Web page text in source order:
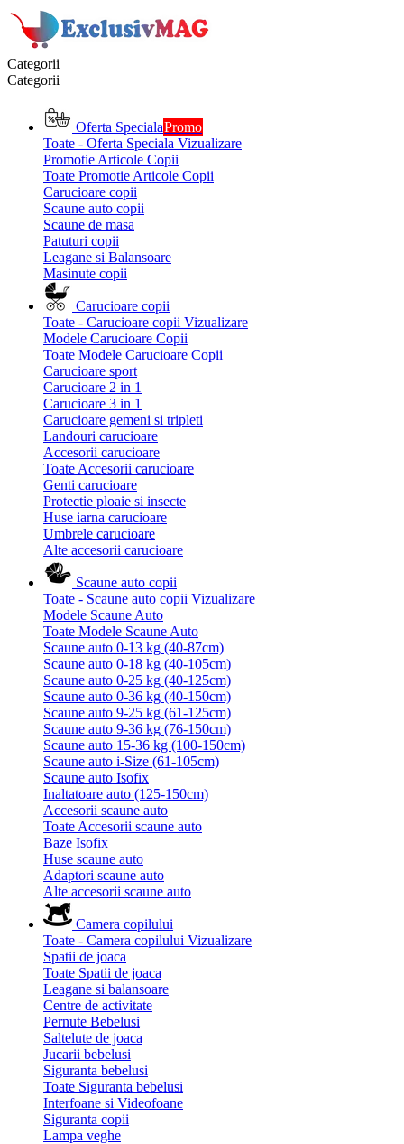
Categorii
Categorii
Oferta SpecialaPromo
Toate - Oferta Speciala Vizualizare
Promotie Articole Copii
Toate Promotie Articole Copii
Carucioare copii
Scaune auto copii
Scaune de masa
Patuturi copii
Leagane si Balansoare
Masinute copii
Carucioare copii
Toate - Carucioare copii Vizualizare
Modele Carucioare Copii
Toate Modele Carucioare Copii
Carucioare sport
Carucioare 2 in 1
Carucioare 3 in 1
Carucioare gemeni si tripleti
Landouri carucioare
Accesorii carucioare
Toate Accesorii carucioare
Genti carucioare
Protectie ploaie si insecte
Huse iarna carucioare
Umbrele carucioare
Alte accesorii carucioare
Scaune auto copii
Toate - Scaune auto copii Vizualizare
Modele Scaune Auto
Toate Modele Scaune Auto
Scaune auto 0-13 kg (40-87cm)
Scaune auto 0-18 kg (40-105cm)
Scaune auto 0-25 kg (40-125cm)
Scaune auto 0-36 kg (40-150cm)
Scaune auto 9-25 kg (61-125cm)
Scaune auto 9-36 kg (76-150cm)
Scaune auto 15-36 kg (100-150cm)
Scaune auto i-Size (61-105cm)
Scaune auto Isofix
Inaltatoare auto (125-150cm)
Accesorii scaune auto
Toate Accesorii scaune auto
Baze Isofix
Huse scaune auto
Adaptori scaune auto
Alte accesorii scaune auto
Camera copilului
Toate - Camera copilului Vizualizare
Spatii de joaca
Toate Spatii de joaca
Leagane si balansoare
Centre de activitate
Pernute Bebelusi
Saltelute de joaca
Jucarii bebelusi
Siguranta bebelusi
Toate Siguranta bebelusi
Interfoane si Videofoane
Siguranta copii
Lampa veghe